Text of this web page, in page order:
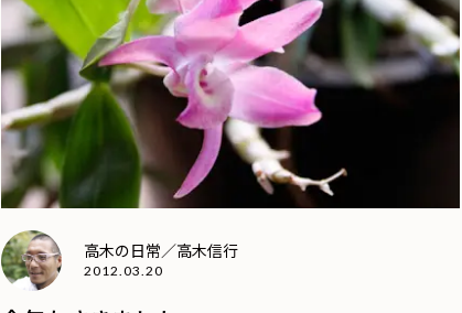
高木の日常／高木信行
2012.03.20